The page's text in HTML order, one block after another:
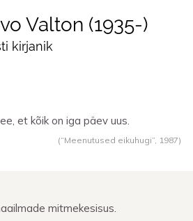
Valton 1935-
kirjanik
et kõik on iga päev uus.
(“Meenutused eikuhugi”, 1987)
mitmekesisus.